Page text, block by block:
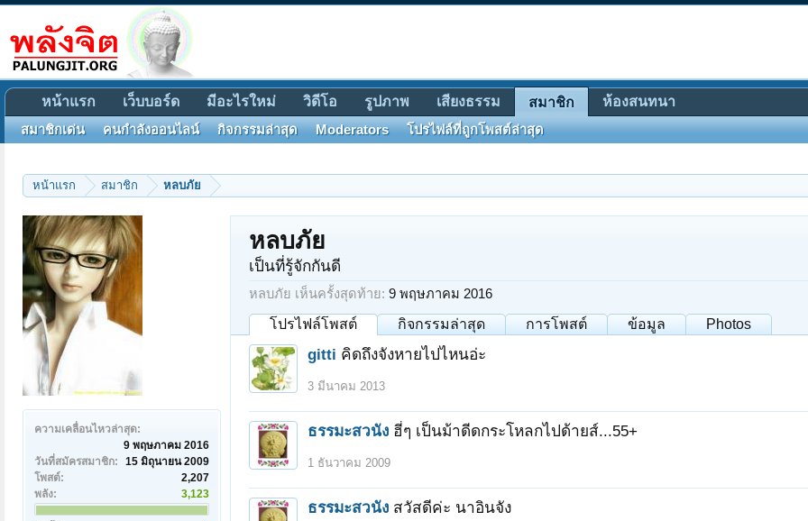
หน้าแรก สมาชิก หลบภัย
ความเคลื่อนไหวล่าสุด:
9 พฤษภาคม 2016
วันที่สมัครสมาชิก:
15 มิถุนายน 2009
โพสต์:
2,207
พลัง:
3,123
หลบภัย
เป็นที่รู้จักกันดี
หลบภัย เห็นครั้งสุดท้าย: 9 พฤษภาคม 2016
โปรไฟล์โพสต์ กิจกรรมล่าสุด การโพสต์ ข้อมูล Photos
gitti คิดถึงจังหายไปไหนอ่ะ
3 มีนาคม 2013
ธรรมะสวนัง ฮี่ๆ เป็นม้าดีดกระโหลกไปด้ายส์...55+
1 ธันวาคม 2009
ธรรมะสวนัง สวัสดีค่ะ นาอินจัง
หน้าแรก เว็บบอร์ด มีอะไรใหม่ วิดีโอ รูปภาพ เสียงธรรม สมาชิก
สมาชิกเด่น คนกำลังออนไลน์ กิจกรรมล่าสุด Moderators โปรไฟล์ที่ถูกโพสต์ล่าสุด
ห้องสนทนา